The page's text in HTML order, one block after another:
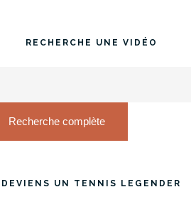
RECHERCHE UNE VIDÉO
Recherche complète
DEVIENS UN TENNIS LEGENDER